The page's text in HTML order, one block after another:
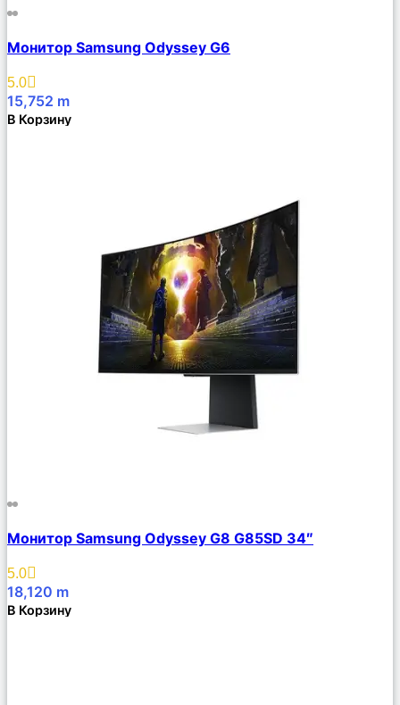
Описание
Избранное
Монитор Samsung Odyssey G6
5.0
15,752 m
В Корзину
Описание
Избранное
Монитор Samsung Odyssey G8 G85SD 34″
5.0
18,120 m
В Корзину